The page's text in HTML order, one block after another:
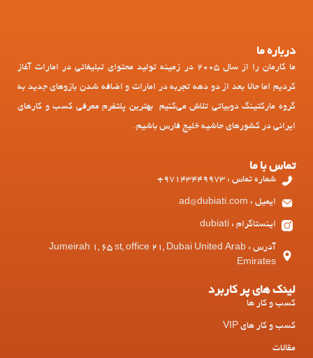
درباره ما
ما کارمان را از سال 2005 در زمینه تولید محتوای تبلیغاتی در امارات آغاز
کردیم اما حالا بعد از دو دهه تجربه در امارات و اضافه شدن بازوهای جدید به
گروه مارکتینگ دوبیاتی تلاش می‌کنیم بهترین پلتفرم معرفی کسب و کارهای
ایرانی در کشورهای حاشیه خلیج فارس باشیم.
تماس با ما
شماره تماس : 97143449973+
ایمیل : ad@dubiati.com
اینستاگرام : dubiati
آدرس : Jumeirah 1, 65 st, office 21, Dubai United Arab
Emirates
لینک های پر کاربرد
کسب و کار ها
کسب و کار های VIP
مقالات